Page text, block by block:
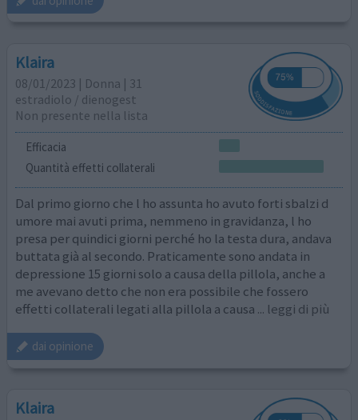
Klaira
08/01/2023 | Donna | 31
estradiolo / dienogest
Non presente nella lista
Efficacia
Quantità effetti collaterali
Dal primo giorno che l ho assunta ho avuto forti sbalzi d
umore mai avuti prima, nemmeno in gravidanza, l ho
presa per quindici giorni perché ho la testa dura, andava
buttata già al secondo. Praticamente sono andata in
depressione 15 giorni solo a causa della pillola, anche a
me avevano detto che non era possibile che fossero
effetti collaterali legati alla pillola a causa ... leggi di più
dai opinione
Klaira